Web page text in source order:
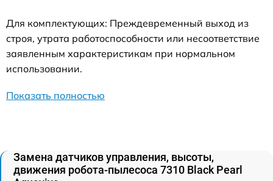
Для комплектующих: Преждевременный выход из
строя, утрата работоспособности или несоответствие
заявленным характеристикам при нормальном
использовании.
Показать полностью
Замена датчиков управления, высоты,
движения робота-пылесоса 7310 Black Pearl